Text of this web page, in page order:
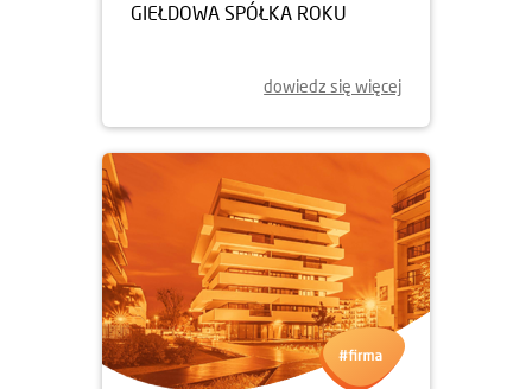
GIEŁDOWA SPÓŁKA ROKU
dowiedz się więcej